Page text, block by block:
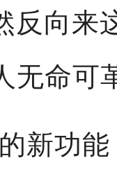
反向来
无命可
新功